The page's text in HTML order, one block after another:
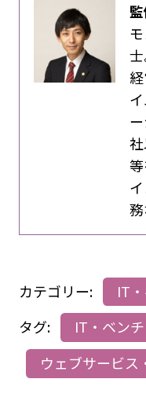
カテゴリー:
IT
タグ:
IT・ベン
ウェブサービス